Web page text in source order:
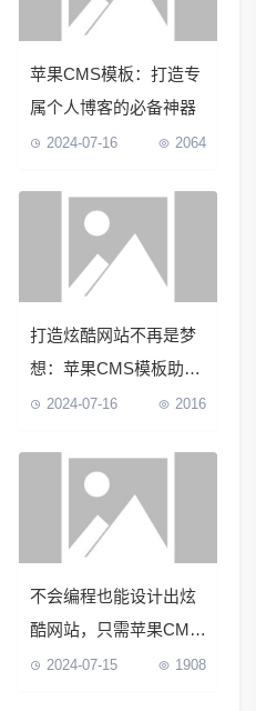
苹果CMS模板：打造专
属个人博客的必备神器
2024-07-16 2064
打造炫酷网站不再是梦
想：苹果CMS模板助您
一键实现
2024-07-16 2016
不会编程也能设计出炫
酷网站，只需苹果CMS
模板！
2024-07-15 1908